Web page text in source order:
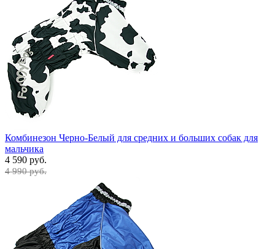
Комбинезон Черно-Белый для средних и больших собак для
мальчика
4 590 руб.
4 990 руб.